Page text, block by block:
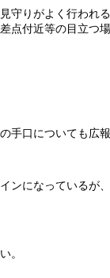
守りがよく行われ
点付近等の目立つ
手口についても広報
ンになっているが
。